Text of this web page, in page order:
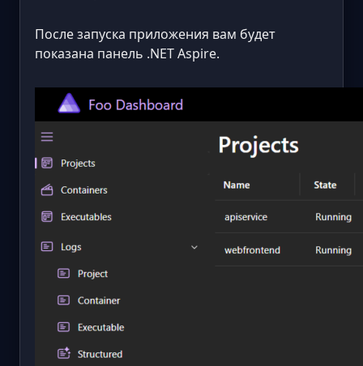
После запуска приложения вам будет
показана панель .NET Aspire.